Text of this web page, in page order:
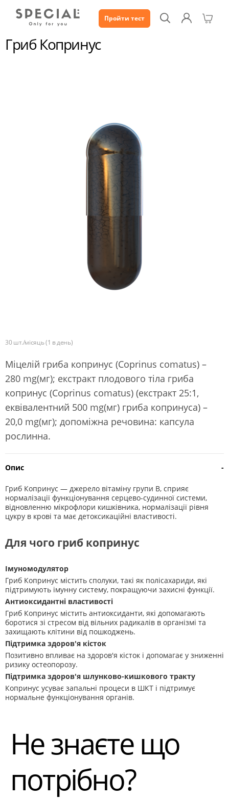
Пройти тест
Каталог Гриб Копринус
Гриб Копринус
30 шт./місяць (1 в день)
Міцелій гриба копринус (Coprinus comatus) –
280 mg(мг); екстракт плодового тіла гриба
копринус (Coprinus comatus) (екстракт 25:1,
еквівалентний 500 mg(мг) гриба копринуса) –
20,0 mg(мг); допоміжна речовина: капсула
рослинна.
Опис -
Гриб Копринус — джерело вітаміну групи В, сприяє
нормалізації функціонування серцево-судинної системи,
відновленню мікрофлори кишківника, нормалізації рівня
цукру в крові та має детоксикаційні властивості.
Для чого гриб копринус
Імуномодулятор
Гриб Копринус містить сполуки, такі як полісахариди, які
підтримують імунну систему, покращуючи захисні функції.
Антиоксидантні властивості
Гриб Копринус містить антиоксиданти, які допомагають
боротися зі стресом від вільних радикалів в організмі та
захищають клітини від пошкоджень.
Підтримка здоров'я кісток
Позитивно впливає на здоров'я кісток і допомагає у зниженні
ризику остеопорозу.
Підтримка здоров'я шлунково-кишкового тракту
Копринус усуває запальні процеси в ШКТ і підтримує
нормальне функціонування органів.
Не знаєте що
потрібно?